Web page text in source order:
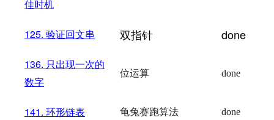
佳时机
125. 验证回文串 双指针 done
136. 只出现一次的
数字
位运算 done
141. 环形链表 龟兔赛跑算法 done